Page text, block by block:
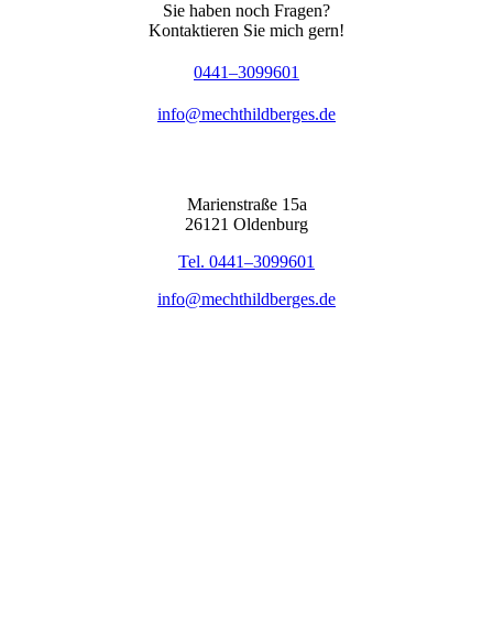
Sie haben noch Fra­gen?
Kon­tak­tie­ren Sie mich gern!
0441–3099601
info@mechthildberges.de
Mari­en­stra­ße 15a
26121 Olden­burg
Tel. 0441–3099601
info@mechthildberges.de